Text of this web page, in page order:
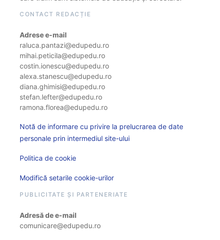
CONTACT REDACȚIE
Adrese e-mail
raluca.pantazi@edupedu.ro
mihai.peticila@edupedu.ro
costin.ionescu@edupedu.ro
alexa.stanescu@edupedu.ro
diana.ghimisi@edupedu.ro
stefan.lefter@edupedu.ro
ramona.florea@edupedu.ro
Notă de informare cu privire la prelucrarea de date
personale prin intermediul site-ului
Politica de cookie
Modifică setarile cookie-urilor
PUBLICITATE ȘI PARTENERIATE
Adresă de e-mail
comunicare@edupedu.ro